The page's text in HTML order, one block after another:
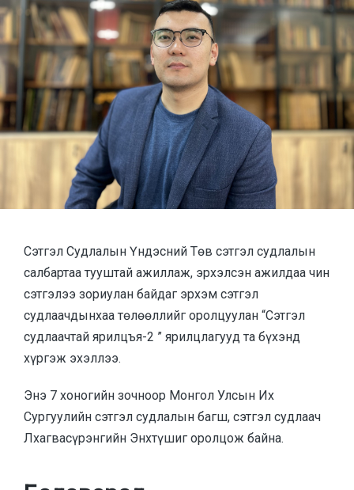
Сэтгэл Судлалын Үндэсний Төв сэтгэл судлалын
салбартаа тууштай ажиллаж, эрхэлсэн ажилдаа чин
сэтгэлээ зориулан байдаг эрхэм сэтгэл
судлаачдынхаа төлөөллийг оролцуулан “Сэтгэл
судлаачтай ярилцъя-2 ” ярилцлагууд та бүхэнд
хүргэж эхэллээ.
Энэ 7 хоногийн зочноор Монгол Улсын Их
Сургуулийн сэтгэл судлалын багш, сэтгэл судлаач
Лхагвасүрэнгийн Энхтүшиг оролцож байна.